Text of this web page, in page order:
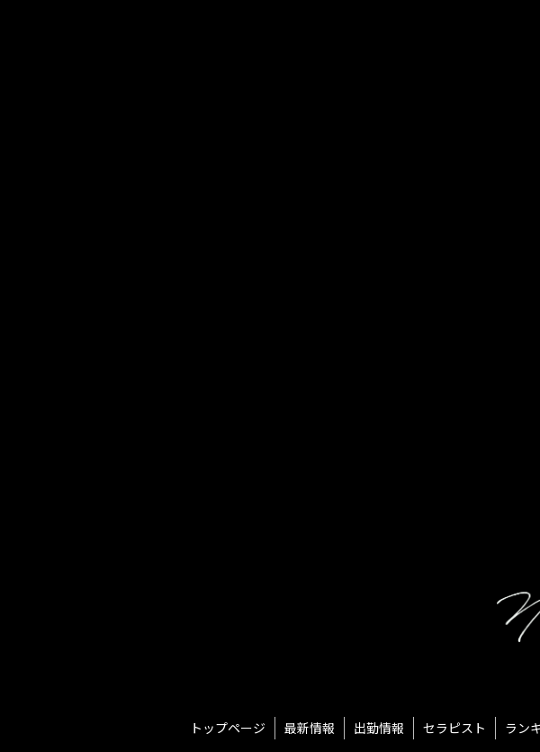
トップページ 最新情報 出勤情報 セラピスト ラン